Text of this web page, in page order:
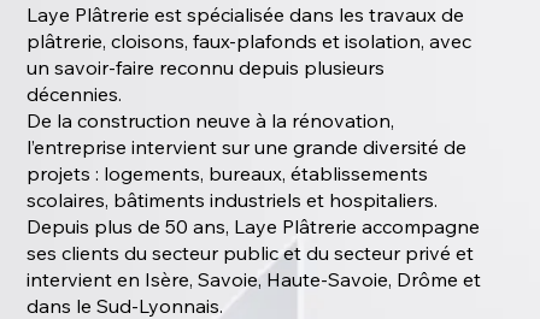
Laye Plâtrerie est spécialisée dans les travaux de
plâtrerie, cloisons, faux-plafonds et isolation, avec
un savoir-faire reconnu depuis plusieurs
décennies.
De la construction neuve à la rénovation,
l’entreprise intervient sur une grande diversité de
projets : logements, bureaux, établissements
scolaires, bâtiments industriels et hospitaliers.
Depuis plus de 50 ans, Laye Plâtrerie accompagne
ses clients du secteur public et du secteur privé et
intervient en Isère, Savoie, Haute-Savoie, Drôme et
dans le Sud-Lyonnais.